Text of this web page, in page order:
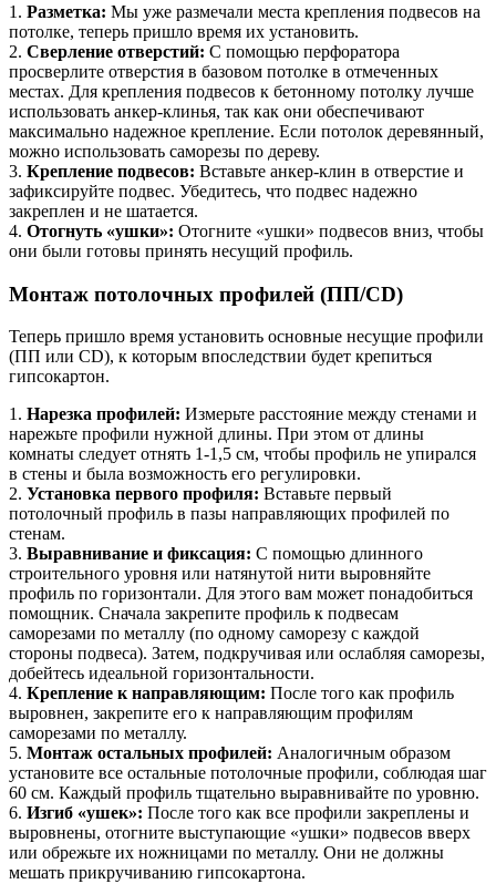
1. Разметка: Мы уже размечали места крепления подвесов на
потолке, теперь пришло время их установить.
2. Сверление отверстий: С помощью перфоратора
просверлите отверстия в базовом потолке в отмеченных
местах. Для крепления подвесов к бетонному потолку лучше
использовать анкер-клинья, так как они обеспечивают
максимально надежное крепление. Если потолок деревянный,
можно использовать саморезы по дереву.
3. Крепление подвесов: Вставьте анкер-клин в отверстие и
зафиксируйте подвес. Убедитесь, что подвес надежно
закреплен и не шатается.
4. Отогнуть «ушки»: Отогните «ушки» подвесов вниз, чтобы
они были готовы принять несущий профиль.
Монтаж потолочных профилей (ПП/CD)
Теперь пришло время установить основные несущие профили
(ПП или CD), к которым впоследствии будет крепиться
гипсокартон.
1. Нарезка профилей: Измерьте расстояние между стенами и
нарежьте профили нужной длины. При этом от длины
комнаты следует отнять 1-1,5 см, чтобы профиль не упирался
в стены и была возможность его регулировки.
2. Установка первого профиля: Вставьте первый
потолочный профиль в пазы направляющих профилей по
стенам.
3. Выравнивание и фиксация: С помощью длинного
строительного уровня или натянутой нити выровняйте
профиль по горизонтали. Для этого вам может понадобиться
помощник. Сначала закрепите профиль к подвесам
саморезами по металлу (по одному саморезу с каждой
стороны подвеса). Затем, подкручивая или ослабляя саморезы,
добейтесь идеальной горизонтальности.
4. Крепление к направляющим: После того как профиль
выровнен, закрепите его к направляющим профилям
саморезами по металлу.
5. Монтаж остальных профилей: Аналогичным образом
установите все остальные потолочные профили, соблюдая шаг
60 см. Каждый профиль тщательно выравнивайте по уровню.
6. Изгиб «ушек»: После того как все профили закреплены и
выровнены, отогните выступающие «ушки» подвесов вверх
или обрежьте их ножницами по металлу. Они не должны
мешать прикручиванию гипсокартона.